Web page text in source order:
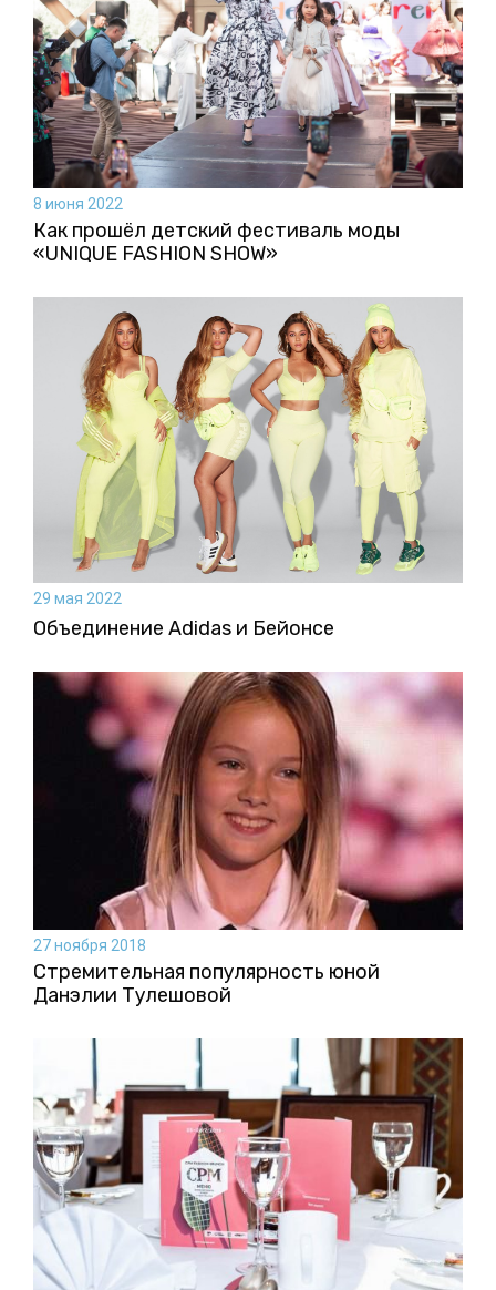
8 июня 2022
Как прошёл детский фестиваль моды
«UNIQUE FASHION SHOW»
29 мая 2022
Объединение Adidas и Бейонсе
27 ноября 2018
Стремительная популярность юной
Данэлии Тулешовой